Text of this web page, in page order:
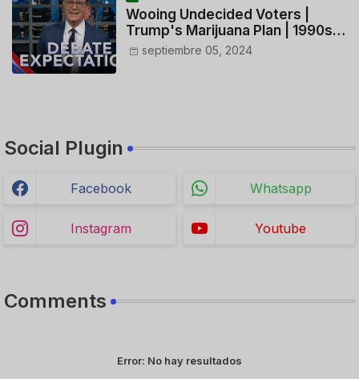
Wooing Undecided Voters |
Trump's Marijuana Plan | 1990s
Porn Expert Mark Robinson
septiembre 05, 2024
Social Plugin
Facebook Whatsapp
Instagram Youtube
Comments
Error: No hay resultados